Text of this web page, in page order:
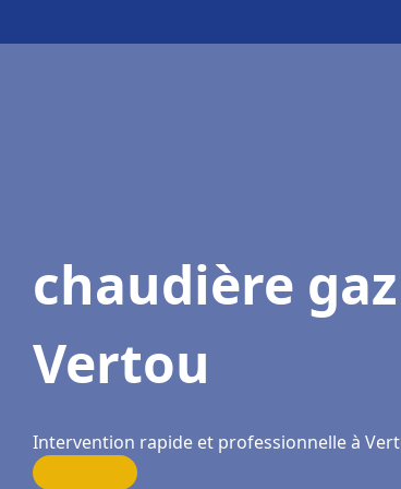
chaudière
Vertou
Intervention rapide et professionnelle à